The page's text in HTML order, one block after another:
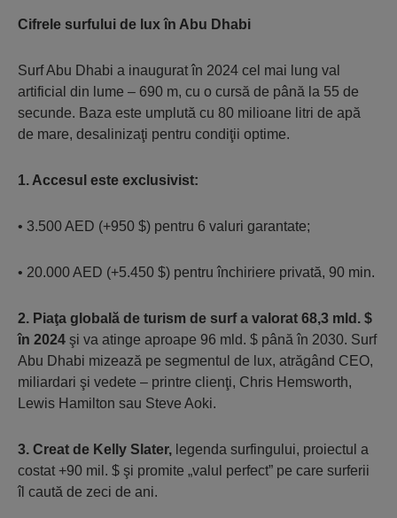
Cifrele surfului de lux în Abu Dhabi
Surf Abu Dhabi a inaugurat în 2024 cel mai lung val
artificial din lume – 690 m, cu o cursă de până la 55 de
secunde. Baza este umplută cu 80 milioane litri de apă
de mare, desalinizaţi pentru condiţii optime.
1. Accesul este exclusivist:
• 3.500 AED (+950 $) pentru 6 valuri garantate;
• 20.000 AED (+5.450 $) pentru închiriere privată, 90 min.
2. Piaţa globală de turism de surf a valorat 68,3 mld. $
în 2024 şi va atinge aproape 96 mld. $ până în 2030. Surf
Abu Dhabi mizează pe segmentul de lux, atrăgând CEO,
miliardari şi vedete – printre clienţi, Chris Hemsworth,
Lewis Hamilton sau Steve Aoki.
3. Creat de Kelly Slater, legenda surfingului, proiectul a
costat +90 mil. $ şi promite „valul perfect” pe care surferii
îl caută de zeci de ani.